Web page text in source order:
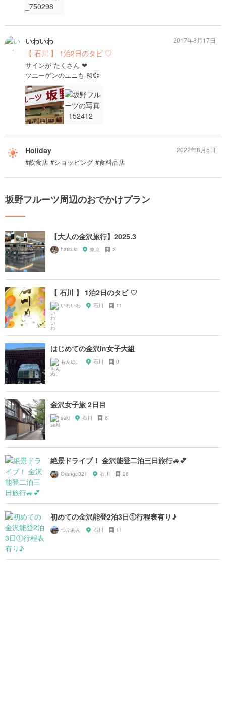
いわいわ
【 石川 】 1泊2日のタビ ♡
サインが たくさん ❤︎
ツエーゲンのユニも 🎽💞
2017年8月17日
Holiday
#飲食店 #ショッピング #食料品店
2022年8月5日
坂野フルーツ周辺のおでかけプラン
【大人の金沢旅行】2025.3
hatsuki 東京 2
【 石川 】 1泊2日のタビ ♡
いわいわ 石川 11
はじめての金沢in女子大組
もんぬ。 石川 0
金沢女子旅 2日目
saki 石川 6
絶景ドライブ！ 金沢能登二泊三日旅行🚙💕
Orange321 石川 26
初めての金沢能登2泊3日①行程表有り♪
つぶあん 石川 11